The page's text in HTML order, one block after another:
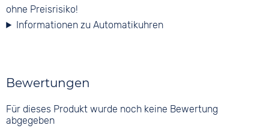
ohne Preisrisiko!
Informationen zu Automatikuhren
Bewertungen
Für dieses Produkt wurde noch keine Bewertung
abgegeben